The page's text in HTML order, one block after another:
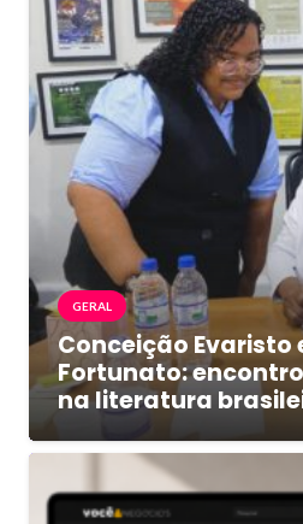
GERAL
Conceição Evaristo
Fortunato:
na literatura